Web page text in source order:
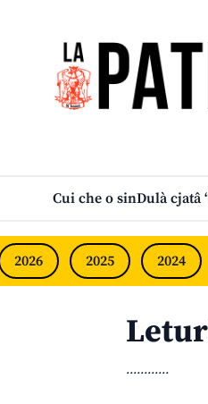
Cui che o sinDulà cjatâ
2026 2025 2024
............